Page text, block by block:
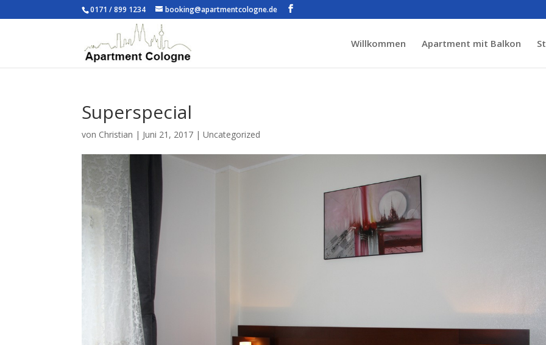
0171 / 899 1234 booking@apartmentcologne.de
Willkommen Apartment mit Balkon
Superspecial
von Christian | Juni 21, 2017 |Uncategorized